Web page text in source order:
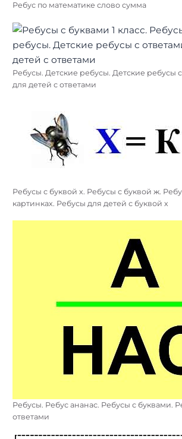
Ребус по математике слово сумма
Ребусы. Детские ребусы. Детские ребусы
для детей с ответами
Ребусы с буквой х. Ребусы с буквой ж.
картинках. Ребусы для детей с буквой х
Ребусы. Ребус ананас. Ребусы с буквами.
ответами